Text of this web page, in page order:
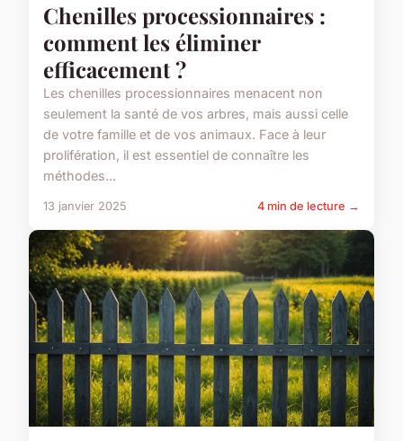
Chenilles processionnaires :
comment les éliminer
efficacement ?
Les chenilles processionnaires menacent non
seulement la santé de vos arbres, mais aussi celle
de votre famille et de vos animaux. Face à leur
prolifération, il est essentiel de connaître les
méthodes...
13 janvier 2025 4 min de lecture →